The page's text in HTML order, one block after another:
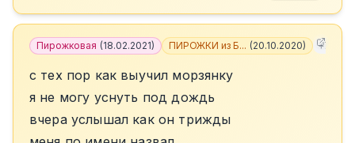
Пирожковая (18.02.2021) ПИРОЖКИ из Б... (20.10.2020) +7
с тех пор как выучил морзянку
я не могу уснуть под дождь
вчера услышал как он трижды